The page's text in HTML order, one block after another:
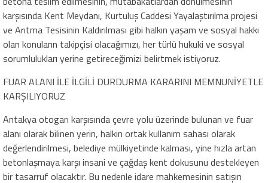
karşısında Kent Meydanı, Kurtuluş Caddesi Yayalaştırılma projesi
ve Arıtma Tesisinin Kaldırılması gibi halkın yaşam ve sosyal hakkı
olan konuların takipçisi olacağımızı, her türlü hukuki ve sosyal
sorumlulukları yerine getireceğimizi belirtmek istiyoruz.
FUAR ALANI İLE İLGİLİ DURDURMA KARARINI MEMNUNİYETLE
KARŞILIYORUZ
Antakya otogarı karşısında çevre yolu üzerinde bulunan ve fuar
alanı olarak bilinen yerin, halkın ortak kullanım sahası olarak
değerlendirilmesi, belediye mülkiyetinde kalması, yine hızla artan
betonlaşmaya karşı insani ve çağdaş kent dokusunu destekleyen
bir tasarruf olacaktır. Bu nedenle idare mahkemesinin satışın